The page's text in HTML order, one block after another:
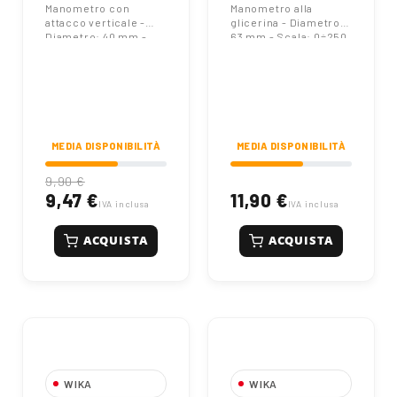
Manometro con
attacco verticale -
Diametro: 40 mm -
MEDIA DISPONIBILITÀ
9,90 €
9,47 €IVA inclusa
ACQUISTA
Wika
Manometro alla
glicerina - Diametro:
63 mm - Scala: 0÷250
MEDIA DISPONIBILITÀ
11,90 €IVA inclusa
ACQUISTA
WIKA WIKA